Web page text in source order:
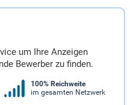
um Ihre Anzeigen
Bewerber zu finden.
100% Reichweite
im gesamten Netzwerk